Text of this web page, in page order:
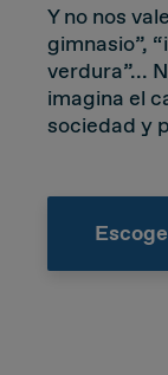
Y no nos
gimnasio”,
verdura”...
imagina el
sociedad y